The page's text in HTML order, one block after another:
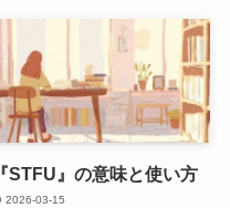
『STFU』の意味と使い方
2026-03-15